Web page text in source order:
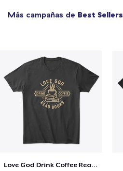
Más campañas de Best Sellers
Love God Drink Coffee Read Books